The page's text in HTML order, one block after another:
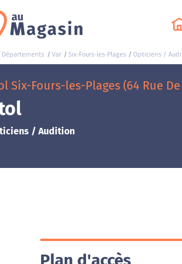
Départements Var Six-Fours-les-Plages Opticiens /
Six-Fours-les-Plages (64 Rue
/ Audition